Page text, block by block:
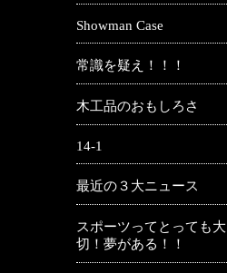
Showman Case
常識を疑え！！！
木工品のおもしろさ
14-1
最近の３大ニュース
スポーツってとっても大
切！夢がある！！